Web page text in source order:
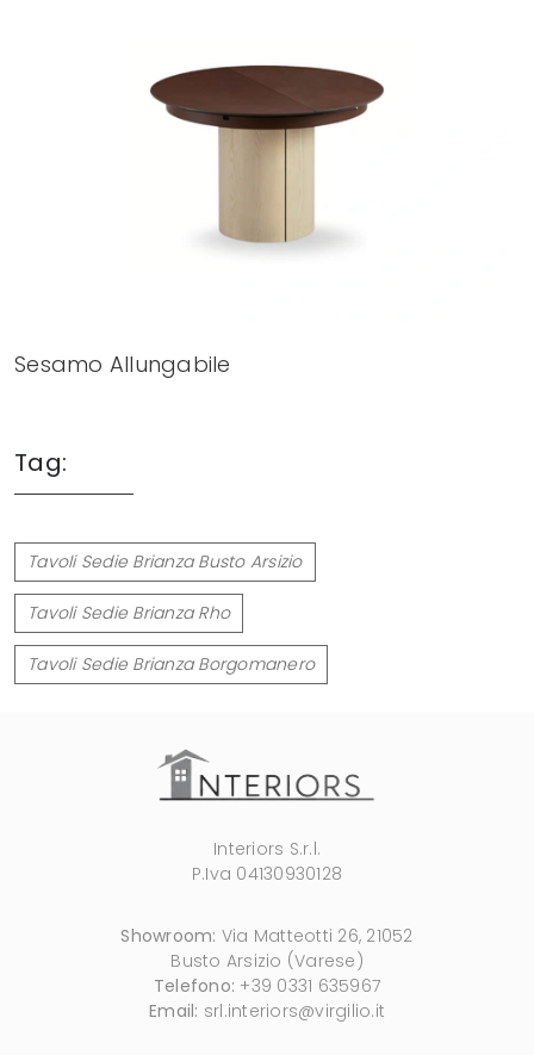
Sesamo Allungabile
Tag:
Tavoli Sedie Brianza Busto Arsizio
Tavoli Sedie Brianza Rho
Tavoli Sedie Brianza Borgomanero
Interiors S.r.l.
P.Iva 04130930128
Showroom: Via Matteotti 26, 21052
Busto Arsizio (Varese)
Telefono: +39 0331 635967
Email: srl.interiors@virgilio.it